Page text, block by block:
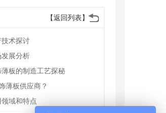
【返回列表】
术探讨
展分析
板的制造工艺探秘
薄板供应商？
域和特点